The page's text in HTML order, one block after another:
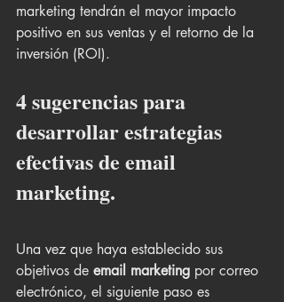
marketing tendrán el mayor impacto
positivo en sus ventas y el retorno de la
inversión (ROI).
4 sugerencias para
desarrollar estrategias
efectivas de email
marketing.
Una vez que haya establecido sus
objetivos de email marketing por correo
electrónico, el siguiente paso es